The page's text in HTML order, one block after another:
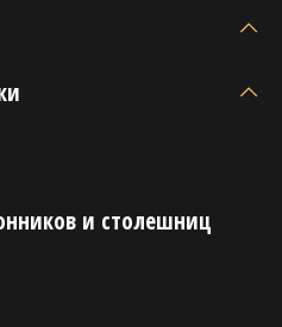
и столешниц